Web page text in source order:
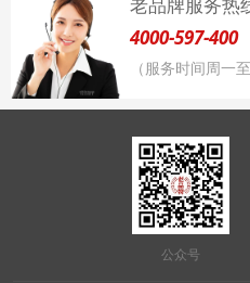
4000-597-400
（服务时间周一
公众号